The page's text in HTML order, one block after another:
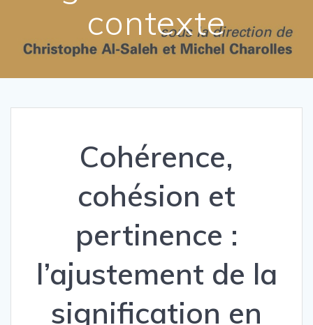
contexte
Cohérence,
cohésion et
pertinence :
l’ajustement de la
signification en